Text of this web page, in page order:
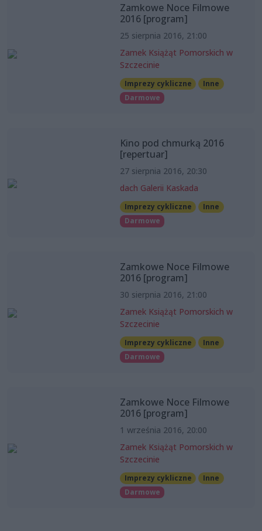
Zamkowe Noce Filmowe
2016 [program]
25 sierpnia 2016, 21:00
Zamek Książąt Pomorskich w
Szczecinie
Imprezy cykliczne
Inne
Darmowe
Kino pod chmurką 2016
[repertuar]
27 sierpnia 2016, 20:30
dach Galerii Kaskada
Imprezy cykliczne
Inne
Darmowe
Zamkowe Noce Filmowe
2016 [program]
30 sierpnia 2016, 21:00
Zamek Książąt Pomorskich w
Szczecinie
Imprezy cykliczne
Inne
Darmowe
Zamkowe Noce Filmowe
2016 [program]
1 września 2016, 20:00
Zamek Książąt Pomorskich w
Szczecinie
Imprezy cykliczne
Inne
Darmowe